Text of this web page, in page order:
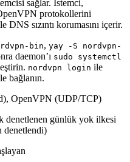
sağlar. İstemci,
protokollerini
sızıntı korumasını içerir.
bin, yay -S nordvpn-
daemon’ı sudo systemctl
nordvpn login ile
bağlanın.
OpenVPN (UDP/TCP)
denetlenen günlük yok ilkesi
denetlendi)